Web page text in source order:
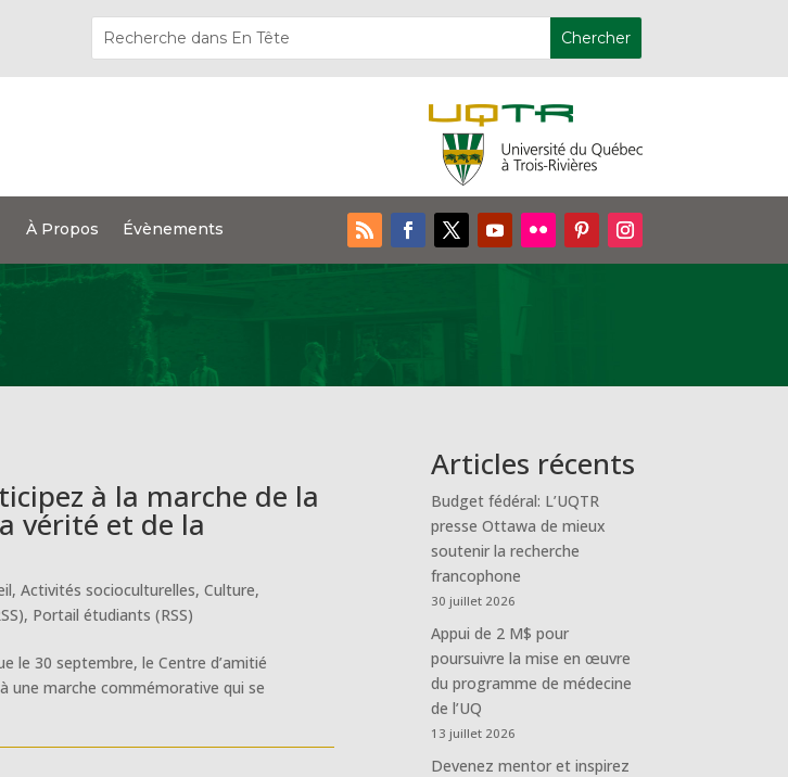
À Propos Évènements
à la marche de la
vérité et de la
,Activités socioculturelles,Culture,
, Portail étudiants (RSS)
le 30 septembre, le Centre d’amitié
une marche commémorative qui se
Articles récents
Budget fédéral: L’UQTR
presse Ottawa de mieux
soutenir la recherche
francophone
30 juillet 2026
Appui de 2 M$ pour
poursuivre la mise en œuvre
du programme de médecine
de l’UQ
13 juillet 2026
Devenez mentor et inspirez